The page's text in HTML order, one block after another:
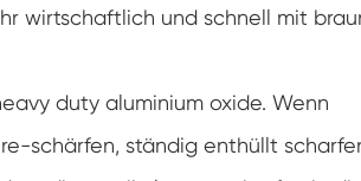
wirtschaftlich und schnell mit
duty aluminium oxide. Wenn
schärfen, ständig enthüllt